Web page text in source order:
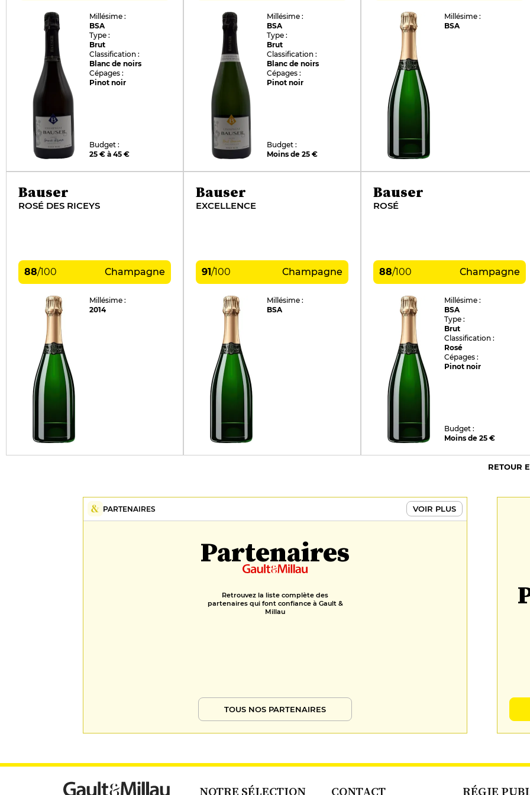
Millésime :
BSA
Type :
Brut
Classification :
Blanc de noirs
Cépages :
Pinot noir
Budget :
25 € à 45 €
Millésime :
BSA
Type :
Brut
Classification :
Blanc de noirs
Cépages :
Pinot noir
Budget :
Moins de 25 €
Millésime :
BSA
Bauser
ROSÉ DES RICEYS
88/100 Champagne
Millésime :
2014
Bauser
EXCELLENCE
91/100 Champagne
Millésime :
BSA
Bauser
ROSÉ
88/100 Champagne
Millésime :
BSA
Type :
Brut
Classification :
Rosé
Cépages :
Pinot noir
Budget :
Moins de 25 €
RETOUR
PARTENAIRES VOIR PLUS
Partenaires
Retrouvez la liste complète des
partenaires qui font confiance à Gault &
Millau
TOUS NOS PARTENAIRES
NOTRE SÉLECTION CONTACT RÉGIE